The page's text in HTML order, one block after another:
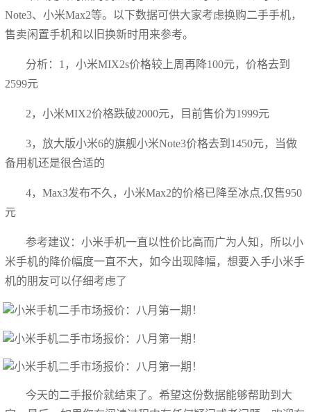
Note3、小米Max2等。以下数据可供大家考虑换购二手手机，
售卖闲置手机和以旧换新时用来参考。
分析：1，小米MIX2s价格较上周再降100元，价格去到
2599元
2，小米MIX2价格跌破2000元，目前售价为1999元
3，放大版小米6的旗舰小米Note3价格去到1450元，当做
备用机还是很合适的
4，Max3发布不久，小米Max2的价格已降至冰点,仅售950
元
参考建议：小米手机一直以性价比高而广为人知，所以小
米手机的降价幅度一直不大，如今出现降幅，想要入手小米手
机的朋友可以仔细考虑了
今天的二手报价就结束了。希望这份数据能够帮助到大